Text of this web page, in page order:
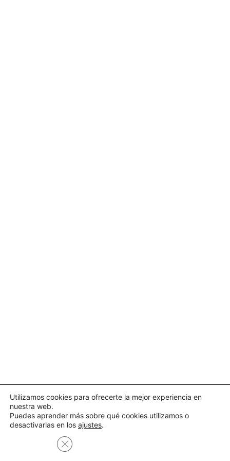
Utilizamos cookies para ofrecerte la mejor experiencia en
nuestra web.
Puedes aprender más sobre qué cookies utilizamos o
desactivarlas en los ajustes.
Cerrar el banner de cookies RGPD